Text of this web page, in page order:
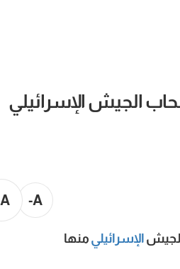
الجيش الإسرائيلي
A-
A+
الإسرائيلي منها